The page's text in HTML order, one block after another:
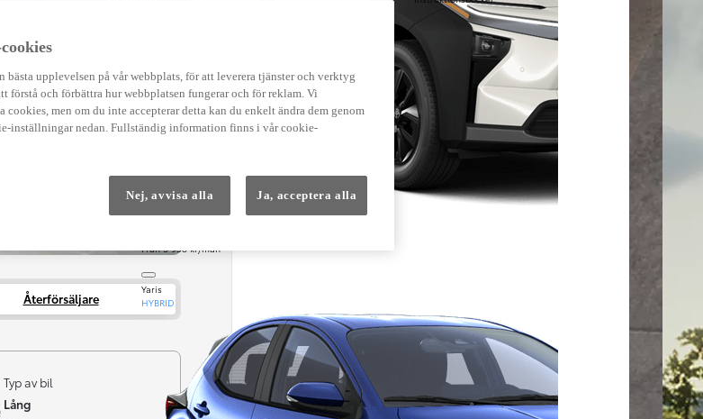
Från 3 958 kr/mån
Yaris
HYBRID
Återförsäljare
Typ av bil
Lång
bästa upplevelsen på vår webbplats, för att leverera tjänster och verktyg
förstå och förbättra hur webbplatsen fungerar och för reklam. Vi
cookies, men om du inte accepterar detta kan du enkelt ändra dem genom
inställningar nedan. Fullständig information finns i vår cookie-
Nej, avvisa alla Ja, acceptera alla